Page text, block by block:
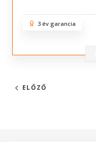
3 év garancia
ELŐZŐ